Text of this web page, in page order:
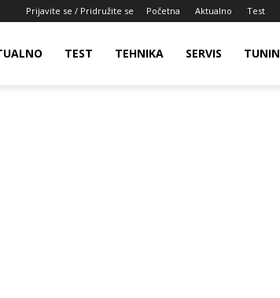
Prijavite se / Pridružite se Početna Aktualno Test
TEST TEHNIKA SERVIS